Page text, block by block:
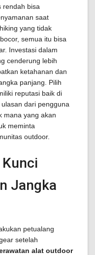
rendah bisa
saat
yang tidak
semua itu bisa
Investasi dalam
cenderung lebih
ketahanan dan
panjang. Pilih
reputasi baik di
dari pengguna
mana yang akan
meminta
outdoor.
Jangka
petualang
setelah
alat outdoor